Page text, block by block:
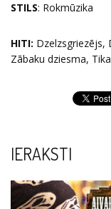
STILS: Rokmūzika
HITI: Dzelzsgriezējs,
Zābaku dziesma,
IERAKSTI